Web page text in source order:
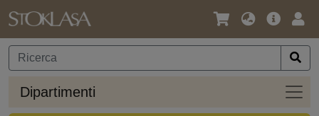
Lingua
Valuta
Offerta
Dipartimenti